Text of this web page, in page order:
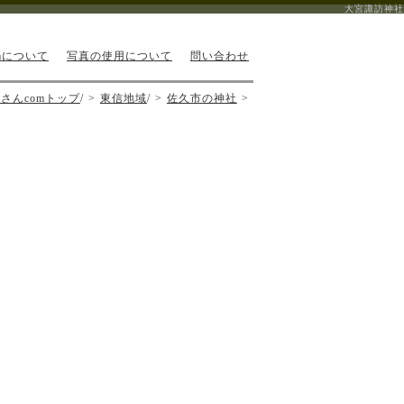
大宮諏訪神社
ついて 写真の使用について 問い合わせ
んcomトップ/ 東信地域/ 佐久市の神社